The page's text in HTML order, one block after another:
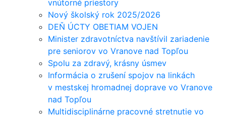
vnútorné priestory
Nový školský rok 2025/2026
DEŇ ÚCTY OBETIAM VOJEN
Minister zdravotníctva navštívil zariadenie
pre seniorov vo Vranove nad Topľou
Spolu za zdravý, krásny úsmev
Informácia o zrušení spojov na linkách
v mestskej hromadnej doprave vo Vranove
nad Topľou
Multidisciplinárne pracovné stretnutie vo